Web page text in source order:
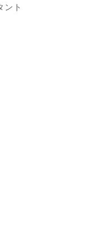
ント